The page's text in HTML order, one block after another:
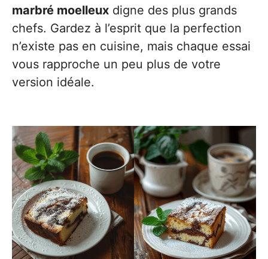
marbré moelleux digne des plus grands
chefs. Gardez à l’esprit que la perfection
n’existe pas en cuisine, mais chaque essai
vous rapproche un peu plus de votre
version idéale.